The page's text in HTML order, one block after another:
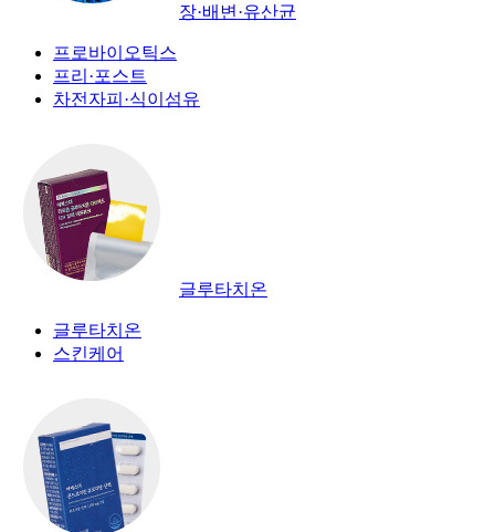
장·배변·유산균
프로바이오틱스
프리·포스트
차전자피·식이섬유
글루타치온
글루타치온
스킨케어